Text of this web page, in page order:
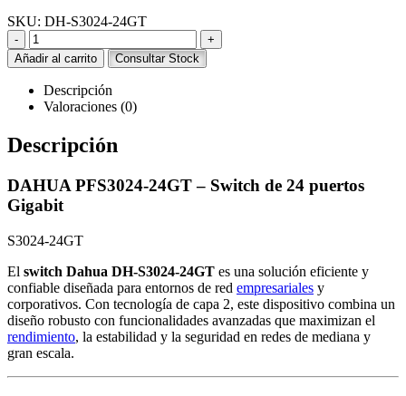
SKU: DH-S3024-24GT
-
+
Añadir al carrito
Consultar Stock
Descripción
Valoraciones (0)
Descripción
DAHUA PFS3024-24GT – Switch de 24 puertos
Gigabit
S3024-24GT
El switch Dahua DH-S3024-24GT es una solución eficiente y
confiable diseñada para entornos de red empresariales y
corporativos. Con tecnología de capa 2, este dispositivo combina un
diseño robusto con funcionalidades avanzadas que maximizan el
rendimiento, la estabilidad y la seguridad en redes de mediana y
gran escala.